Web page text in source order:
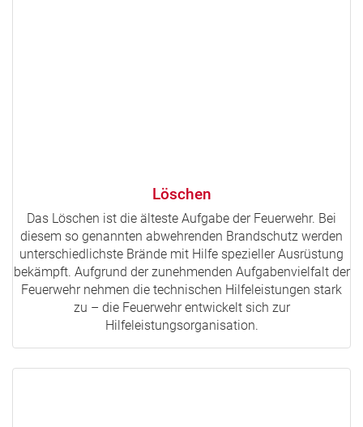
Löschen
Das Löschen ist die älteste Aufgabe der Feuerwehr. Bei
diesem so genannten abwehrenden Brandschutz werden
unterschiedlichste Brände mit Hilfe spezieller Ausrüstung
bekämpft. Aufgrund der zunehmenden Aufgabenvielfalt der
Feuerwehr nehmen die technischen Hilfeleistungen stark
zu – die Feuerwehr entwickelt sich zur
Hilfeleistungsorganisation.